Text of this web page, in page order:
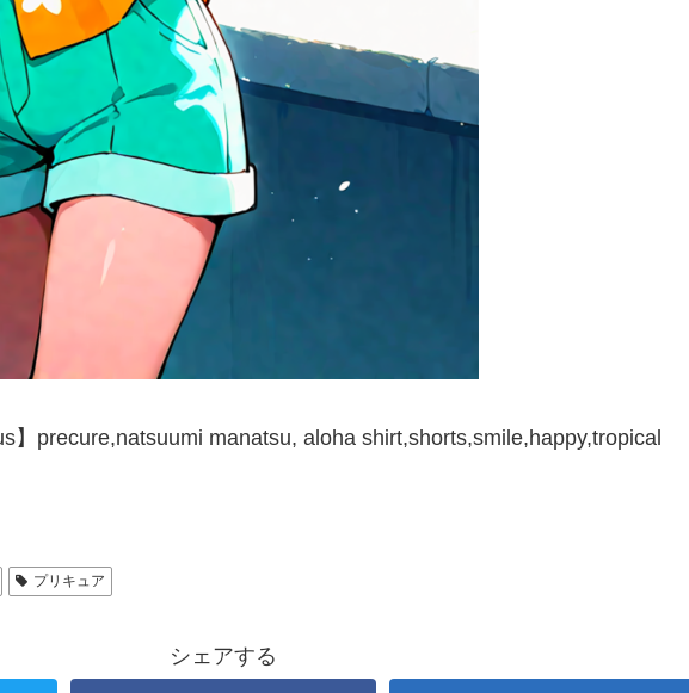
】precure,natsuumi manatsu, aloha shirt,shorts,smile,happy,tropical
プリキュア
シェアする